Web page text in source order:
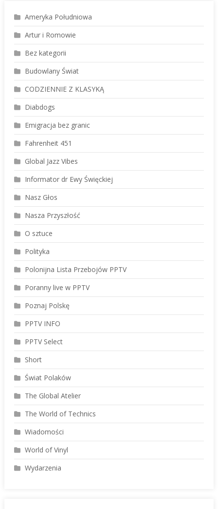
Ameryka Południowa
Artur i Romowie
Bez kategorii
Budowlany Świat
CODZIENNIE Z KLASYKĄ
Diabdogs
Emigracja bez granic
Fahrenheit 451
Global Jazz Vibes
Informator dr Ewy Święckiej
Nasz Głos
Nasza Przyszłość
O sztuce
Polityka
Polonijna Lista Przebojów PPTV
Poranny live w PPTV
Poznaj Polskę
PPTV INFO
PPTV Select
Short
Świat Polaków
The Global Atelier
The World of Technics
Wiadomości
World of Vinyl
Wydarzenia